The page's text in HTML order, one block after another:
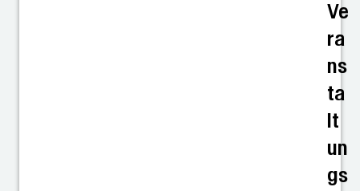
Ve
ra
ns
ta
lt
un
gs